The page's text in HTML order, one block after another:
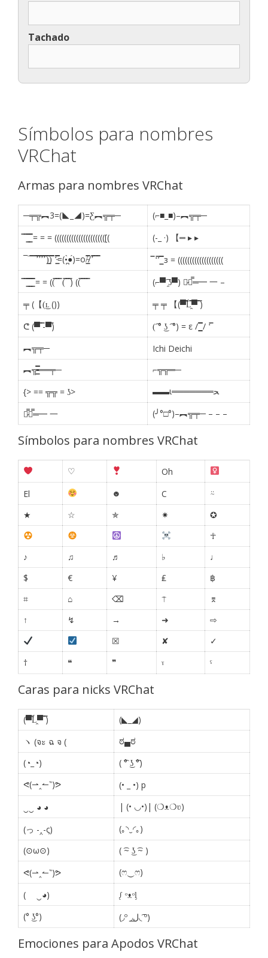
Tachado
Símbolos para nombres
VRChat
Armas para nombres VRChat
─╤╦︻3=(◣_◢)=Ƹ︻╦╤─
(⌐■_■)–︻╦╤─
̿ ̿ ͇̿̿ ͇̿̿ = = = ((((((((((((((((((((([(
(-_ ·) 【═ ▸ ▸
¯¯̿̿¯̿̿’̿̿̿̿̿̿̿’̿̿’̿̿̿̿̿’̿̿̿)͇̿̿)̿̿̿̿ ‘̵͇̿̿̿̿̿̿̿̿=(•̪̀●́)=o/̵͇̿̿/’̿̿ ̿ ̿̿
̿ ‘̿’ ͇̿̿ з = (((((((((((((((((((
̿ ̿ ͇̿̿ ͇̿̿ ͇̿̿ = = ((̿ ̿ ̿ (̿ ̿ ̿) ((̿ ̿ ̿ ̿
(⌐▀͡ ̯ʖ▀) 【̷┻̿═━ 一 –
╤ (【(͜ʟ ())
╤ ╤ 【(▀̿̿Ĺ̯̿̿▀̿ ̿)
ᕦ (▀̿ ̿-▀̿)
(͡ ° ͜ʖ ͡ °) = ε / ͇͇̿̿̿̿ / ‘̿
︻╦╤─
Ichi Deichi
︻╦̵̵͇̿̿̿̿══╤─
⌐╦╦═─
{> == ╦╦ = ʖ>
▬▬ι═══════ﺤ
【̷̿┻̿═━ 一
(╯°□°)–︻╦╤─ – – –
Símbolos para nombres VRChat
♡
Oh
El
☻ C
⍨
★
☆ ✯ ✷
✪
☥
♪
♫ ♬ ♭
♩
$
€ ¥ ₤
฿
⌗
⌂ ⌫ ⍑
⌆
↑
↯ → ➜
⇨
☒
✘
✓
†
❝ ❞ ˠ ˤ
Caras para nicks VRChat
(▀̿Ĺ̯▀̿ ̿)
(◣_◢)
ヽ (จะ ฉ จ (
ಠ▄ಠ
(◔_◔)
( ͡° ͜ʖ ͡°)
ᕙ(⇀‸↼‶)ᕗ
(• _ •) p
‿‿ ◕ ◕
| (• ◡•)| (❍ᴥ❍ʋ)
(っ -‸-ς)
(｡◝‿◜｡)
(⊙ω⊙)
( ͡~ ͜ʖ ͡~ )
ᕙ(⇀‸↼‶)ᕗ
(ෆ‿ෆ)
(ゝ ‿◕)
ᶘ ᵒᴥᵒᶅ
(° ͜ʖ°)
(◞º ◞ل͟◟ ͡º)
Emociones para Apodos VRChat